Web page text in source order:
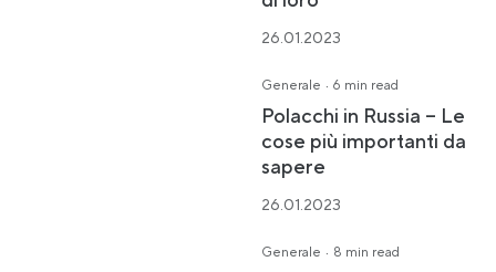
26.01.2023
Generale · 6 min read
Polacchi in Russia – Le
cose più importanti da
sapere
26.01.2023
Generale · 8 min read